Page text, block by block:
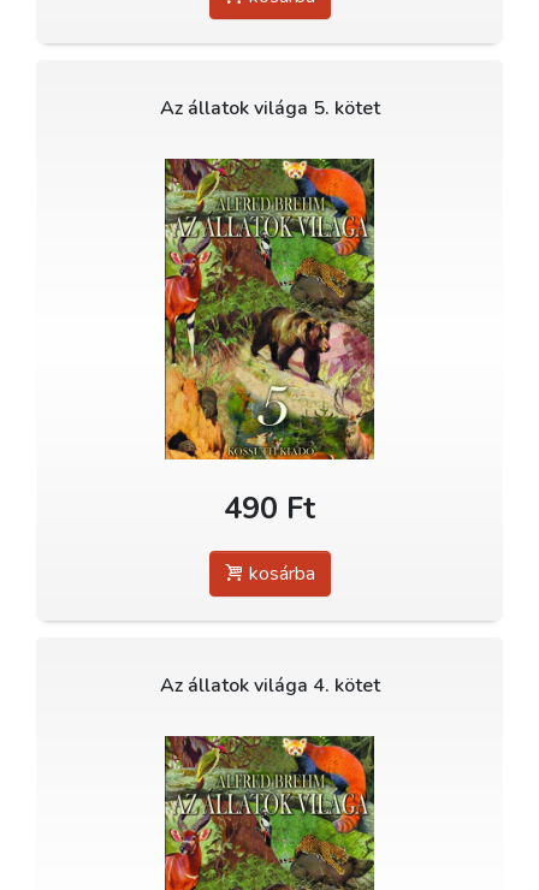
Az állatok világa 5. kötet
490 Ft
kosárba
Az állatok világa 4. kötet